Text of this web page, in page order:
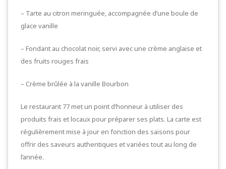
– Tarte au citron meringuée, accompagnée d’une boule de
glace vanille
– Fondant au chocolat noir, servi avec une crème anglaise et
des fruits rouges frais
– Crème brûlée à la vanille Bourbon
Le restaurant 77 met un point d’honneur à utiliser des
produits frais et locaux pour préparer ses plats. La carte est
régulièrement mise à jour en fonction des saisons pour
offrir des saveurs authentiques et variées tout au long de
l’année.